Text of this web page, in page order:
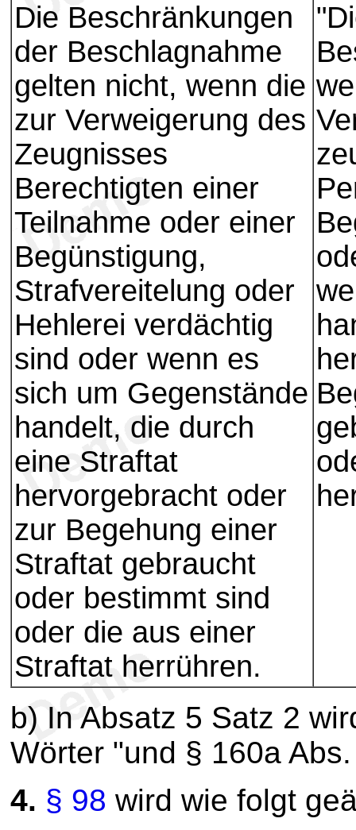
Die Beschränkungen
der Beschlagnahme
gelten nicht, wenn die
zur Verweigerung des
Zeugnisses
Berechtigten einer
Teilnahme oder einer
Begünstigung,
Strafvereitelung oder
Hehlerei verdächtig
sind oder wenn es
sich um Gegenstände
handelt, die durch
eine Straftat
hervorgebracht oder
zur Begehung einer
Straftat gebraucht
oder bestimmt sind
oder die aus einer
Straftat herrühren.
b) In Absatz 5 Satz 2
Wörter "und § 160a
4. § 98 wird wie folgt